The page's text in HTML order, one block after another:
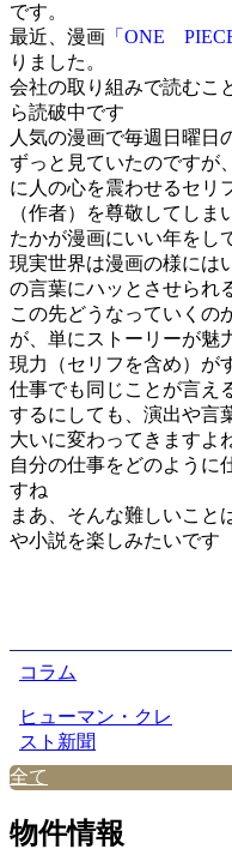
です。
最近、漫画 「ONE
りました。
会社の取り組みで読むこ
ら読破中です
人気の漫画で毎週日曜日
ずっと見ていたのですが
に人の心を震わせるセリ
（作者）を尊敬してしま
たかが漫画にいい年をし
現実世界は漫画の様には
の言葉にハッとさせられ
この先どうなっていくの
が、単にストーリーが魅
現力（セリフを含め）が
仕事でも同じことが言え
するにしても、演出や言
大いに変わってきますよ
自分の仕事をどのように
すね
まあ、そんな難しいこと
や小説を楽しみたいです
コラム
ヒューマン・クレ
スト新聞
全て
物件情報